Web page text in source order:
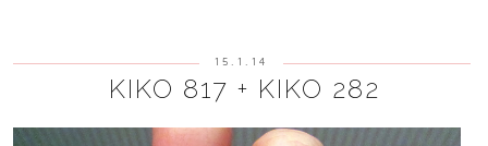
15.1.14
KIKO 817 + KIKO 282